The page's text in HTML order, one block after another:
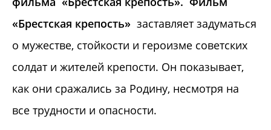
«Брестская крепость» заставляет задуматься
о мужестве, стойкости и героизме советских
солдат и жителей крепости. Он показывает,
как они сражались за Родину, несмотря на
все трудности и опасности.